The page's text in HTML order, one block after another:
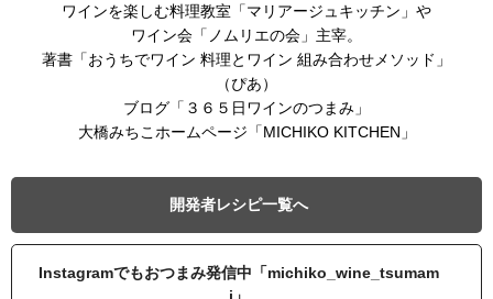
ワインを楽しむ料理教室「マリアージュキッチン」や
ワイン会「ノムリエの会」主宰。
著書「おうちでワイン 料理とワイン 組み合わせメソッド」
（ぴあ）
ブログ「３６５日ワインのつまみ」
大橋みちこホームページ「MICHIKO KITCHEN」
開発者レシピ一覧へ
Instagramでもおつまみ発信中「michiko_wine_tsumam
i」